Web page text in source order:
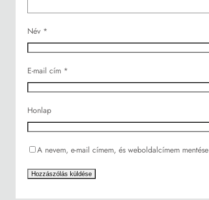
Név *
E-mail cím *
Honlap
A nevem, e-mail címem, és weboldalcímem